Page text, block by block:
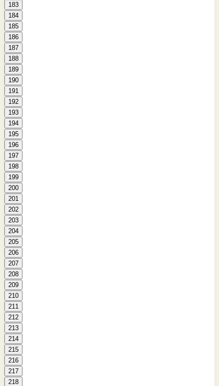
183
184
185
186
187
188
189
190
191
192
193
194
195
196
197
198
199
200
201
202
203
204
205
206
207
208
209
210
211
212
213
214
215
216
217
218